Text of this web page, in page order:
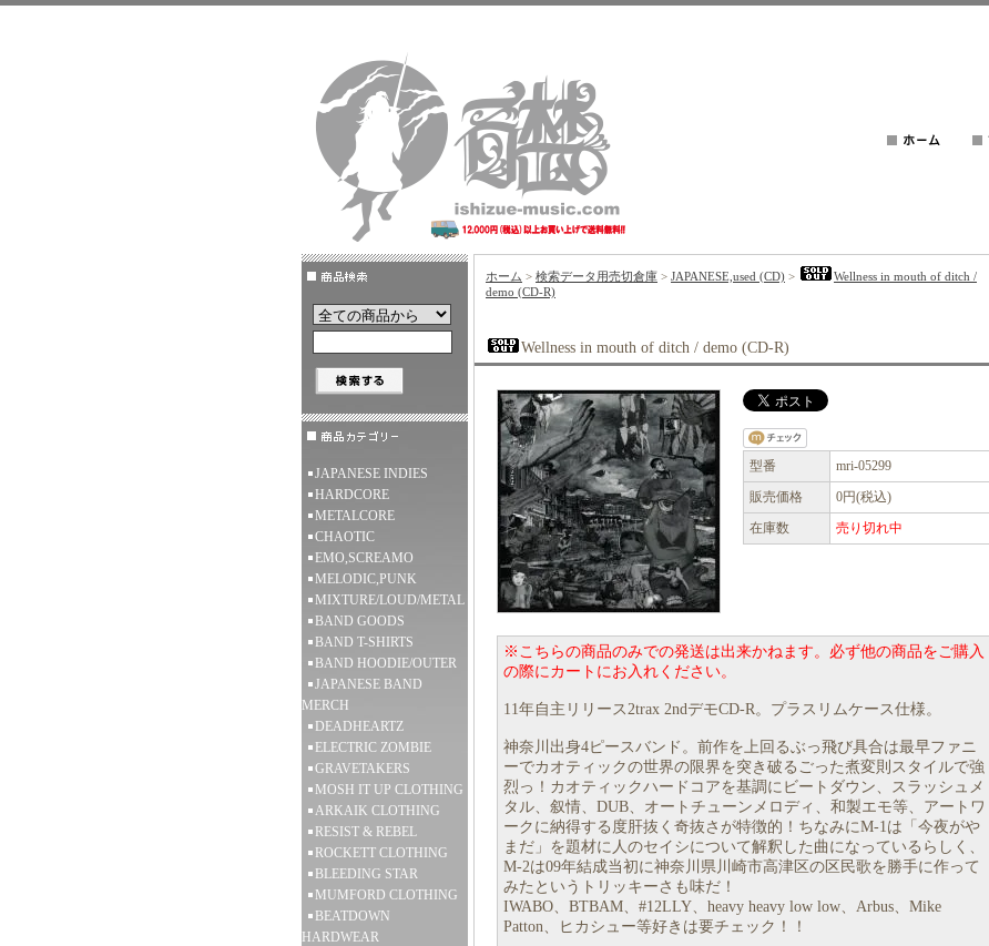
JAPANESE INDIES
HARDCORE
METALCORE
CHAOTIC
EMO,SCREAMO
MELODIC,PUNK
MIXTURE/LOUD/METAL
BAND GOODS
BAND T-SHIRTS
BAND HOODIE/OUTER
JAPANESE BAND
MERCH
DEADHEARTZ
ELECTRIC ZOMBIE
GRAVETAKERS
MOSH IT UP CLOTHING
ARKAIK CLOTHING
RESIST & REBEL
ROCKETT CLOTHING
BLEEDING STAR
MUMFORD CLOTHING
BEATDOWN
HARDWEAR
ホーム > 検索データ用売切倉庫 > JAPANESE,used (CD) >
Wellness in mouth of ditch /
demo (CD-R)
Wellness in mouth of ditch / demo (CD-R)
型番
mri-05299
販売価格
0円(税込)
在庫数
売り切れ中
※こちらの商品のみでの発送は出来かねます。必ず他の商品をご購入
の際にカートにお入れください。
11年自主リリース2trax 2ndデモCD-R。プラスリムケース仕様。
神奈川出身4ピースバンド。前作を上回るぶっ飛び具合は最早ファニ
ーでカオティックの世界の限界を突き破るごった煮変則スタイルで強
烈っ！カオティックハードコアを基調にビートダウン、スラッシュメ
タル、叙情、DUB、オートチューンメロディ、和製エモ等、アートワ
ークに納得する度肝抜く奇抜さが特徴的！ちなみにM-1は「今夜がや
まだ」を題材に人のセイシについて解釈した曲になっているらしく、
M-2は09年結成当初に神奈川県川崎市高津区の区民歌を勝手に作って
みたというトリッキーさも味だ！
IWABO、BTBAM、#12LLY、heavy heavy low low、Arbus、Mike
Patton、ヒカシュー等好きは要チェック！！